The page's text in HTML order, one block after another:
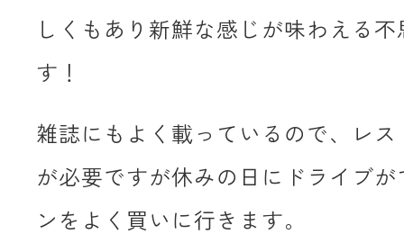
しくもあり新鮮な感じが味わえる
す！
雑誌にもよく載っているので、レ
が必要ですが休みの日にドライブ
ンをよく買いに行きます。